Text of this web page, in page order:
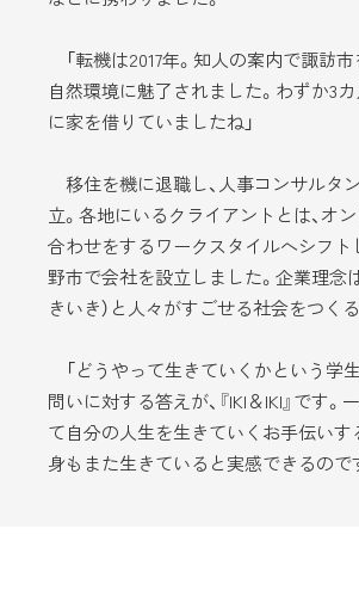
「転機は2017年。知人の案内で諏訪市
自然環境に魅了されました。わずか3
に家を借りていましたね」
移住を機に退職し、人事コンサルタ
立。各地にいるクライアントとは、オ
合わせをするワークスタイルへシフト
野市で会社を設立しました。企業理念
きいき）と人々がすごせる社会をつくる
「どうやって生きていくかという学
問いに対する答えが、『IKI＆IKI』です。
て自分の人生を生きていくお手伝いす
身もまた生きていると実感できるので